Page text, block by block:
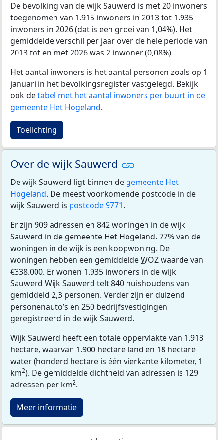
De bevolking van de wijk Sauwerd is met 20 inwoners
toegenomen van 1.915 inwoners in 2013 tot 1.935
inwoners in 2026 (dat is een groei van 1,04%). Het
gemiddelde verschil per jaar over de hele periode van
2013 tot en met 2026 was 2 inwoner (0,08%).
Het aantal inwoners is het aantal personen zoals op 1
januari in het bevolkingsregister vastgelegd. Bekijk
ook detabel met het aantal inwoners per buurt in de
gemeente Het Hogeland.
Toelichting
Over de wijk Sauwerd
De wijk Sauwerd ligt binnen de gemeente Het
Hogeland. De meest voorkomende postcode in de
wijk Sauwerd is postcode 9771.
Er zijn 909 adressen en 842 woningen in de wijk
Sauwerd in de gemeente Het Hogeland. 77% van de
woningen in de wijk is een koopwoning. De
woningen hebben een gemiddeldeWOZwaarde van
€338.000. Er wonen 1.935 inwoners in de wijk
Sauwerd Wijk Sauwerd telt 840 huishoudens van
gemiddeld 2,3 personen. Verder zijn er duizend
personenauto’s en 250 bedrijfsvestigingen
geregistreerd in de wijk Sauwerd.
Wijk Sauwerd heeft een totale oppervlakte van 1.918
hectare, waarvan 1.900 hectare land en 18 hectare
water (honderd hectare is één vierkante kilometer, 1
km2). De gemiddelde dichtheid van adressen is 129
adressen per km2.
Meer informatie